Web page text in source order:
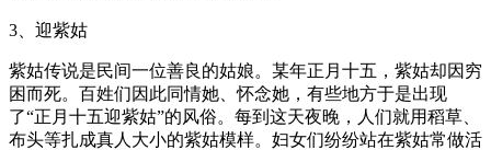
3、迎紫姑
紫姑传说是民间一位善良的姑娘。某年正月十五，紫姑却因穷
困而死。百姓们因此同情她、怀念她，有些地方于是出现
了“正月十五迎紫姑”的风俗。每到这天夜晚，人们就用稻草、
布头等扎成真人大小的紫姑模样。妇女们纷纷站在紫姑常做活